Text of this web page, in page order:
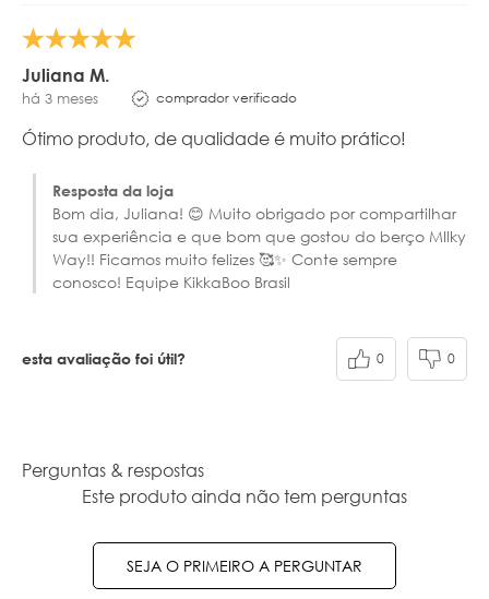
Juliana M.
há 3 meses comprador verificado
Ótimo produto, de qualidade é muito prático!
Resposta da loja
Bom dia, Juliana! 😊 Muito obrigado por compartilhar
sua experiência e que bom que gostou do berço MIlky
Way!! Ficamos muito felizes 🥰✨ Conte sempre
conosco! Equipe KikkaBoo Brasil
esta avaliação foi útil? 0 0
Perguntas & respostas
Este produto ainda não tem perguntas
SEJA O PRIMEIRO A PERGUNTAR